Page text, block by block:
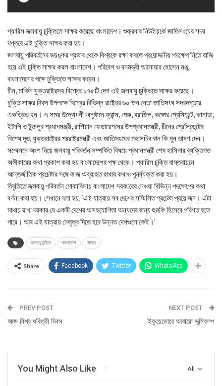
প্যারিস জলবায়ু চুক্তিতে সাক্ষর করেছে বাংলাদেশ। শুক্রবার নিউইয়র্কে জাতিসংঘের সদর
দপ্তরে এই চুক্তি সাক্ষর করা হয়।
জলবায়ু পরিবর্তনের ভয়ঙ্কর প্রভাব থেকে বিশ্বকে রক্ষা করতে প্রয়োজনীয় পদক্ষেপ নিতে রাজি
হয়ে এই চুক্তি সাক্ষর করল বাংলাদেশ। পরিবেশ ও বনমন্ত্রী আনোয়ার হোসেন মঞ্জু
বাংলাদেশের পক্ষে চুক্তিতে সাক্ষর করেন।
চীন, মার্কিন যুক্তরাষ্ট্রসহ বিশ্বের ১৭৫টি দেশ এই জলবায়ু চুক্তিতে সাক্ষর করেছে।
চুক্তি সাক্ষর দিবস উপলক্ষে বিশ্বের বিভিন্ন রাষ্ট্রের ৬০ জন নেতা জাতিসংঘ সদরদপ্তরে
একত্রিত হন। এ সময় উদ্বোধনী অনুষ্ঠানে ফ্রান্স, পেরু, ব্রাজিল, কঙ্গোর প্রেসিডেন্ট, কানাডা,
ইটালি ও টুভালুর প্রধানমন্ত্রী, রাশিয়ান ফেডারেশনের উপপ্রধানমন্ত্রী, চীনের প্রেসিডেন্টের
বিশেষ দূত, যুক্তরাষ্ট্রের পররাষ্ট্রমন্ত্রী এবং জাতিসংঘের মহাসচিব বান কি মুন ভাষণ দেন।
সম্মেলনে অংশ নিয়ে জলবায়ু পরিবর্তন সম্পর্কিত বিষয়ে প্রধানমন্ত্রী শেখ হাসিনার ব্যক্তিগত
অঙ্গীকারের কথা প্রকাশ করা হয় বাংলাদেশের পক্ষ থেকে। প্যারিস চুক্তি বাস্তবায়নে
আন্তর্জাতিক প্রচেষ্টার সঙ্গে কাজ অব্যাহত রাখার কথাও পুনর্ব্যক্ত করা হয়।
বিবৃতিতে জলবায়ু পরিবর্তন মোকাবিলায় বাংলাদেশ সরকারের নেওয়া বিভিন্ন পদক্ষেপের কথা
বর্ণনা করা হয়। সেখানে বলা হয়, ‘এই যাত্রায় সব দেশের সম্মিলিত প্রচেষ্টা প্রয়োজন। এটা
মাথায় রাখা দরকার যে একটি দেশের অসহযোগিতা অন্যদের জন্য হুমকি হিসেবে পরিণত হতে
পারে। আর এই যাত্রায় নেতৃত্ব দিতে হবে উন্নত দেশগুলোকেই।’
জলবায়ু চুক্তি বাংলাদেশ সাক্ষর
Share Facebook Twitter WhatsApp
PREV POST
আজ বিশ্ব ধরিত্রী দিবস
NEXT POST
ইকুয়েডোরে আবারো ভূমিকম্প
All
You Might Also Like